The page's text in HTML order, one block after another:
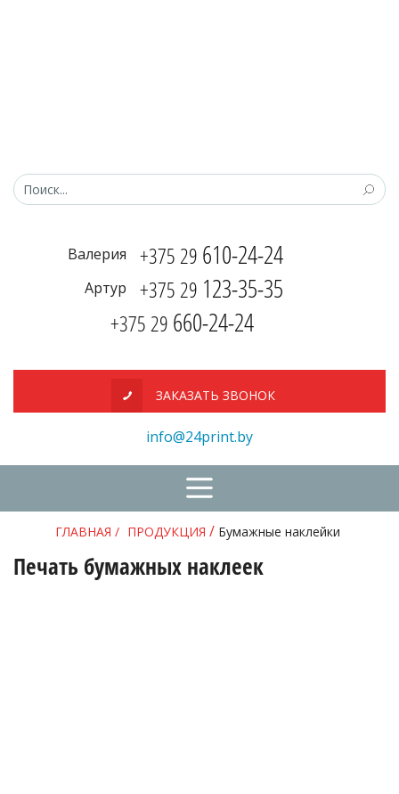
Валерия +375 29 610-24-24
Артур +375 29 123-35-35
+375 29 660-24-24
ЗАКАЗАТЬ ЗВОНОК
info@24print.by
ГЛАВНАЯ / ПРОДУКЦИЯ / Бумажные наклейки
Печать бумажных наклеек